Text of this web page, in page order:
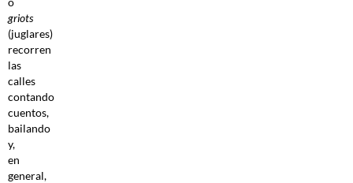
griots
(juglares)
recorren
las
calles
contando
cuentos,
bailando
y,
en
general,